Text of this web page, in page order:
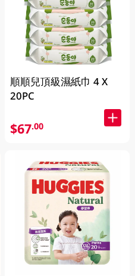
順順兒頂級濕紙巾 4 X
20PC
$67.00